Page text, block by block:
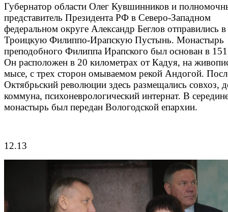
Губернатор области Олег Кувшинников и
представитель Президента РФ в Северо-Западном
федеральном округе Александр Беглов отправились
Троицкую Филиппо-Ирапскую Пустынь. Монастырь
преподобного Филиппа Ирапского был основан в
Он расположен в 20 километрах от Кадуя, на
мысе, с трех сторон омываемом рекой Андогой.
Октябрьский революции здесь размещались совхоз,
коммуна, психоневрологический интернат. В
монастырь был передан Вологодской епархии.
12.13